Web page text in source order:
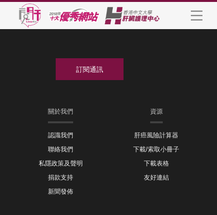
關於我們
認識我們
聯絡我們
私隱政策及聲明
捐款支持
新聞發佈
資源
肝癌風險計算器
下載/索取小冊子
下載表格
友好連結